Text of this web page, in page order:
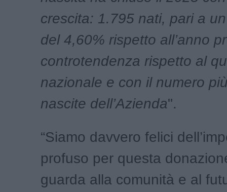
crescita: 1.795 nati, pari a
del 4,60% rispetto all’anno
controtendenza rispetto al
nazionale e con il numero
nascite dell’Azienda".
“Siamo davvero felici
profuso per questa
guarda alla comunità e al